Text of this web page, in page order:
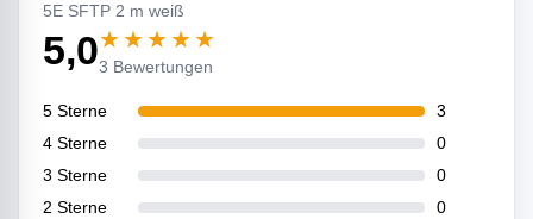
5E SFTP 2 m weiß
5,0★★★★★
3 Bewertungen
5 Sterne
3
4 Sterne
0
3 Sterne
0
2 Sterne
0